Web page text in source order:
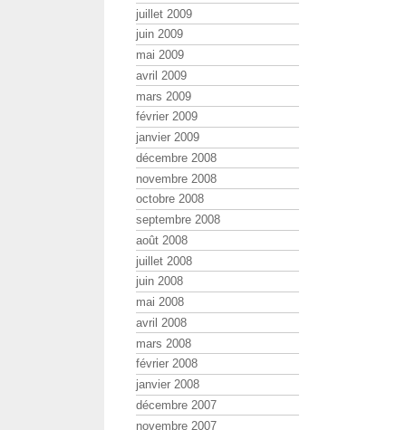
juillet 2009
juin 2009
mai 2009
avril 2009
mars 2009
février 2009
janvier 2009
décembre 2008
novembre 2008
octobre 2008
septembre 2008
août 2008
juillet 2008
juin 2008
mai 2008
avril 2008
mars 2008
février 2008
janvier 2008
décembre 2007
novembre 2007